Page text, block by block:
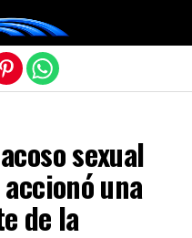
sexual
una
de la
móvil